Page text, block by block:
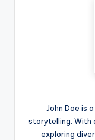
John Doe is
storytelling. With
exploring